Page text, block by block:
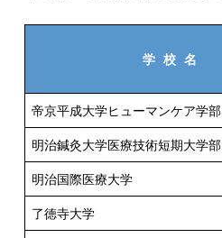
学 校 名
帝京平成大学ヒューマンケア学部
明治鍼灸大学医療技術短期大学部
明治国際医療大学
了徳寺大学